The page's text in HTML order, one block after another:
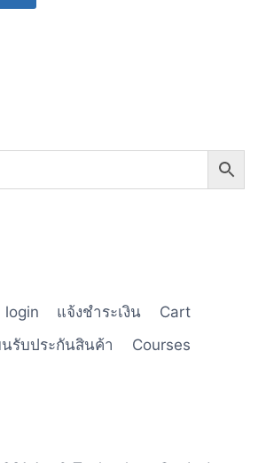
login แจ้งชำระเงิน
Cart
นรับประกันสินค้า
Courses